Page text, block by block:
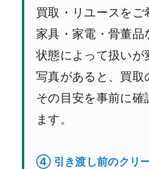
買取・リユースをご
家具・家電・骨董品
状態によって扱いが
写真があると、買取
その目安を事前に確
ます。
④ 引き渡し前のクリ